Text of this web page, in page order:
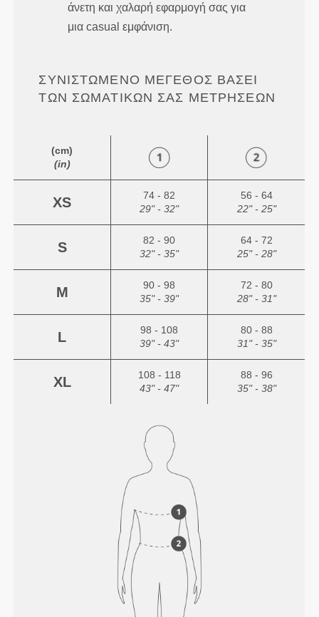
άνετη και χαλαρή εφαρμογή σας για
μια casual εμφάνιση.
ΣΥΝΙΣΤΏΜΕΝΟ ΜΈΓΕΘΟΣ ΒΆΣΕΙ
ΤΩΝ ΣΩΜΑΤΙΚΏΝ ΣΑΣ ΜΕΤΡΉΣΕΩΝ
(cm)
(in)
XS
74 - 82
29" - 32"
56 - 64
22" - 25"
S
82 - 90
32" - 35"
64 - 72
25" - 28"
M
90 - 98
35" - 39"
72 - 80
28" - 31"
L
98 - 108
39" - 43"
80 - 88
31" - 35"
XL
108 - 118
43" - 47"
88 - 96
35" - 38"